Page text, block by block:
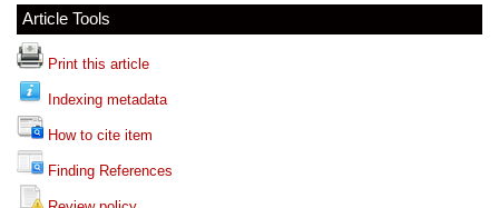
Article Tools
Print this article
Indexing metadata
How to cite item
Finding References